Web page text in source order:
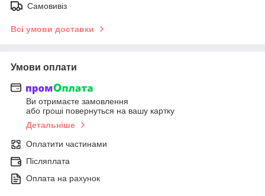
Самовивіз
Всі умови доставки
Умови оплати
Ви отримаєте замовлення
або гроші повернуться на вашу картку
Детальніше
Оплатити частинами
Післяплата
Оплата на рахунок